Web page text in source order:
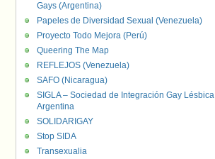
Gays (Argentina)
Papeles de Diversidad Sexual (Venezuela)
Proyecto Todo Mejora (Perú)
Queering The Map
REFLEJOS (Venezuela)
SAFO (Nicaragua)
SIGLA – Sociedad de Integración Gay Lésbica
Argentina
SOLIDARIGAY
Stop SIDA
Transexualia